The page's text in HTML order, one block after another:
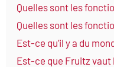
Quelles sont les
Quelles sont les
Est-ce qu’il y a du
Est-ce que Fruitz vaut